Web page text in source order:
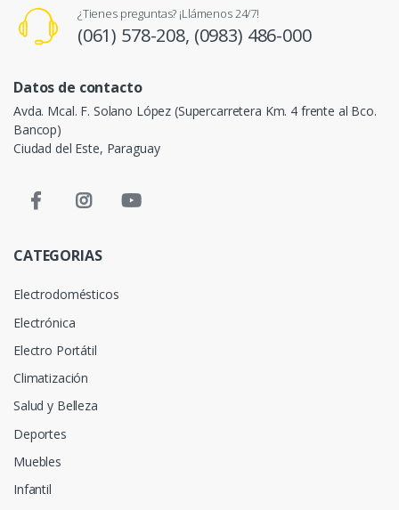
¿Tienes preguntas? ¡Llámenos 24/7!
(061) 578-208, (0983) 486-000
Datos de contacto
Avda. Mcal. F. Solano López (Supercarretera Km. 4 frente al Bco.
Bancop)
Ciudad del Este, Paraguay
CATEGORIAS
Electrodomésticos
Electrónica
Electro Portátil
Climatización
Salud y Belleza
Deportes
Muebles
Infantil